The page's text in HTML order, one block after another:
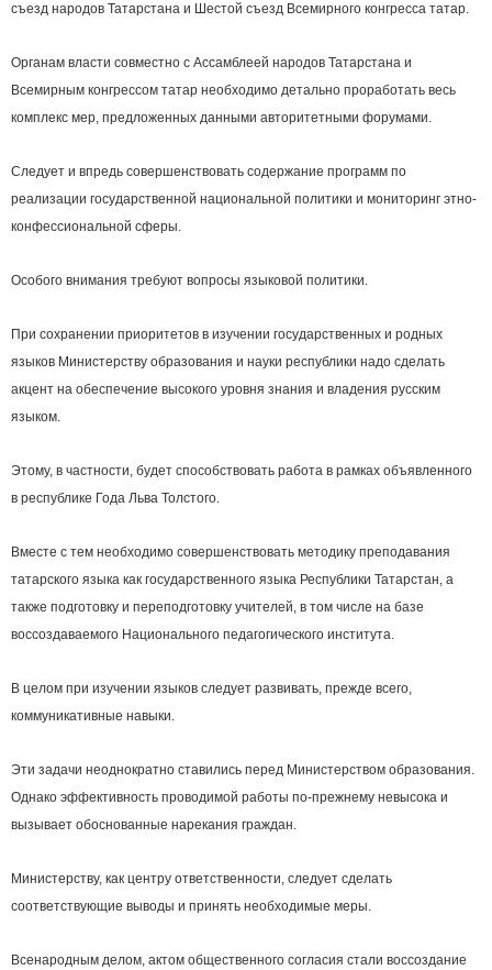
съезд народов Татарстана и Шестой съезд Всемирного конгресса татар.
Органам власти совместно с Ассамблеей народов Татарстана и
Всемирным конгрессом татар необходимо детально проработать весь
комплекс мер, предложенных данными авторитетными форумами.
Следует и впредь совершенствовать содержание программ по
реализации государственной национальной политики и мониторинг этно-
конфессиональной сферы.
Особого внимания требуют вопросы языковой политики.
При сохранении приоритетов в изучении государственных и родных
языков Министерству образования и науки республики надо сделать
акцент на обеспечение высокого уровня знания и владения русским
языком.
Этому, в частности, будет способствовать работа в рамках объявленного
в республике Года Льва Толстого.
Вместе с тем необходимо совершенствовать методику преподавания
татарского языка как государственного языка Республики Татарстан, а
также подготовку и переподготовку учителей, в том числе на базе
воссоздаваемого Национального педагогического института.
В целом при изучении языков следует развивать, прежде всего,
коммуникативные навыки.
Эти задачи неоднократно ставились перед Министерством образования.
Однако эффективность проводимой работы по-прежнему невысока и
вызывает обоснованные нарекания граждан.
Министерству, как центру ответственности, следует сделать
соответствующие выводы и принять необходимые меры.
Всенародным делом, актом общественного согласия стали воссоздание